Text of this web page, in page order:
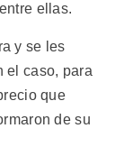
ellas.
y se les
el caso, para
que
de su